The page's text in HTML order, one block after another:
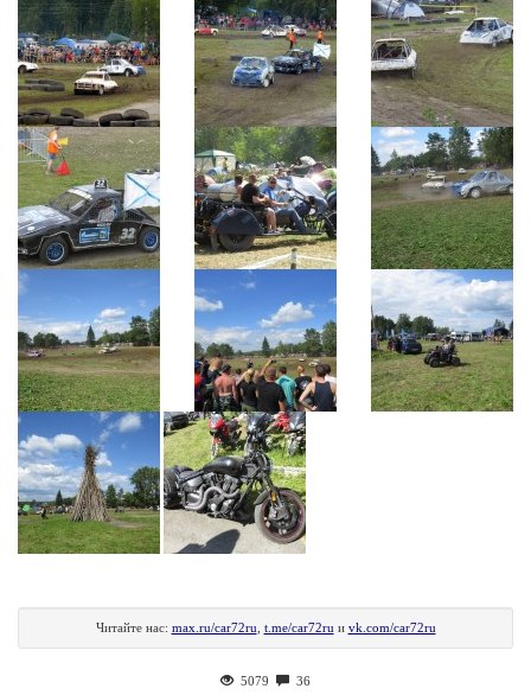
Читайте нас: max.ru/car72ru t.me/car72ru и vk.com/car72ru
5079 36